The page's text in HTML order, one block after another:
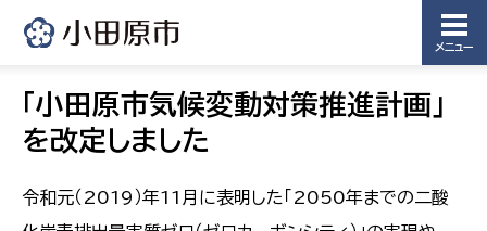
メニュー
「小田原市気候変動対策推進計画」
を改定しました
令和元（2019）年11月に表明した「2050年までの二酸